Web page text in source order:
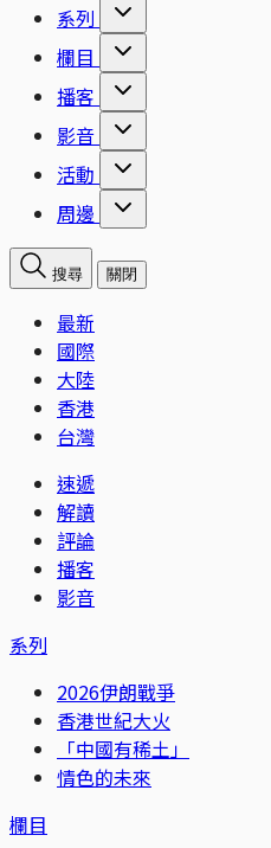
系列
欄目
播客
影音
活動
周邊
搜尋 關閉
最新
國際
大陸
香港
台灣
速遞
解讀
評論
播客
影音
系列
2026伊朗戰爭
香港世紀大火
「中國有稀土」
情色的未來
欄目